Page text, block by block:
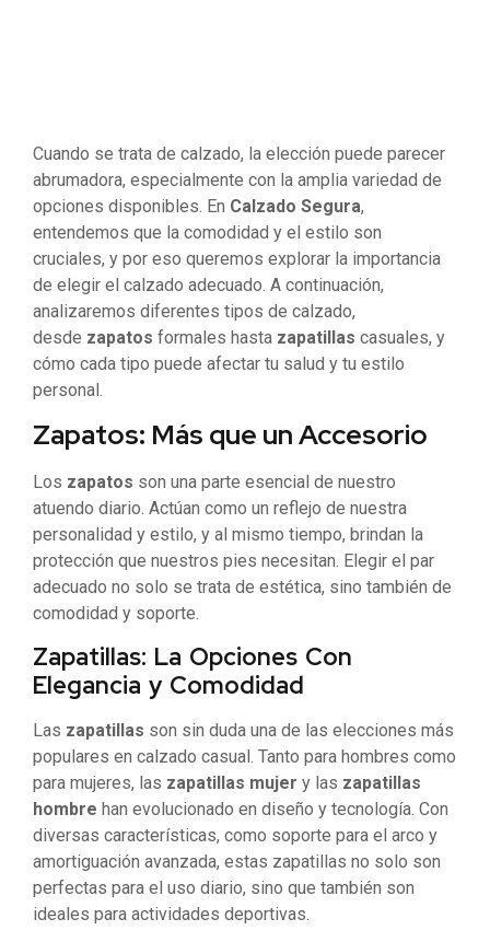
Cuando se trata de calzado, la elección puede parecer
abrumadora, especialmente con la amplia variedad de
opciones disponibles. En Calzado Segura,
entendemos que la comodidad y el estilo son
cruciales, y por eso queremos explorar la importancia
de elegir el calzado adecuado. A continuación,
analizaremos diferentes tipos de calzado,
desde zapatos formales hasta zapatillas casuales, y
cómo cada tipo puede afectar tu salud y tu estilo
personal.
Zapatos: Más que un Accesorio
Los zapatos son una parte esencial de nuestro
atuendo diario. Actúan como un reflejo de nuestra
personalidad y estilo, y al mismo tiempo, brindan la
protección que nuestros pies necesitan. Elegir el par
adecuado no solo se trata de estética, sino también de
comodidad y soporte.
Zapatillas: La Opciones Con
Elegancia y Comodidad
Las zapatillas son sin duda una de las elecciones más
populares en calzado casual. Tanto para hombres como
para mujeres, las zapatillas mujer y las zapatillas
hombre han evolucionado en diseño y tecnología. Con
diversas características, como soporte para el arco y
amortiguación avanzada, estas zapatillas no solo son
perfectas para el uso diario, sino que también son
ideales para actividades deportivas.